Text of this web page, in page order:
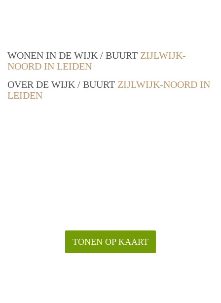
WONEN IN DE WIJK / BUURT ZIJLWIJK-
NOORD IN LEIDEN
OVER DE WIJK / BUURT ZIJLWIJK-NOORD IN
LEIDEN
TONEN OP KAART